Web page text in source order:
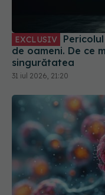
EXCLUSIV
de oameni. De ce
singurătatea
31 iul 2026, 21:20